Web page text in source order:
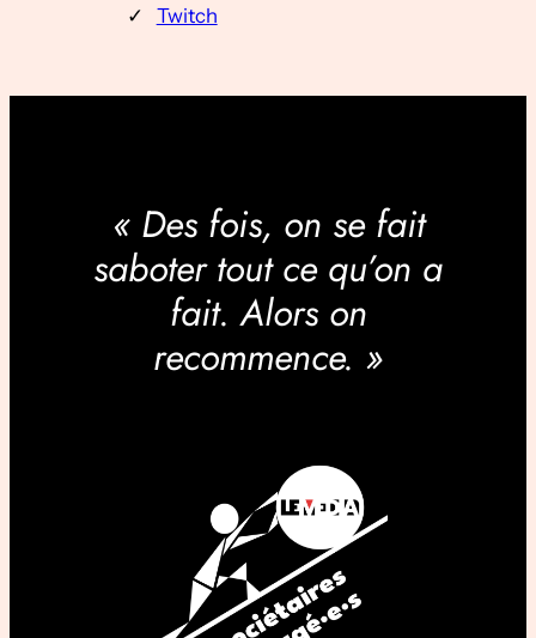
Twitch
« Des fois, on se fait
saboter tout ce qu’on a
fait. Alors on
recommence. »